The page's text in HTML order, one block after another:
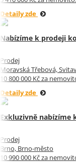
Detaily zde
Nabízíme k prodeji
Prodej
Moravská Třebová,
10 800 000 Kč za
Detaily zde
Exkluzivně nabízíme
Prodej
Brno, Brno-město
10 990 000 Kč za